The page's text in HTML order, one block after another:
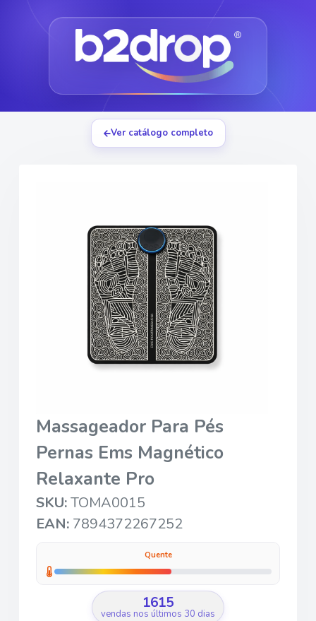
Ver catálogo completo
Massageador Para Pés
Pernas Ems Magnético
Relaxante Pro
SKU:TOMA0015
EAN: 7894372267252
Quente
1615
vendas nos últimos 30 dias